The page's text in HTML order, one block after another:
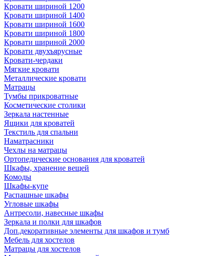
Кровати шириной 1200
Кровати шириной 1400
Кровати шириной 1600
Кровати шириной 1800
Кровати шириной 2000
Кровати двухъярусные
Кровати-чердаки
Мягкие кровати
Металлические кровати
Матрацы
Тумбы прикроватные
Косметические столики
Зеркала настенные
Ящики для кроватей
Текстиль для спальни
Наматрасники
Чехлы на матрацы
Ортопедические основания для кроватей
Шкафы, хранение вещей
Комоды
Шкафы-купе
Распашные шкафы
Угловые шкафы
Антресоли, навесные шкафы
Зеркала и полки для шкафов
Доп.декоративные элементы для шкафов и тумб
Мебель для хостелов
Матрацы для хостелов